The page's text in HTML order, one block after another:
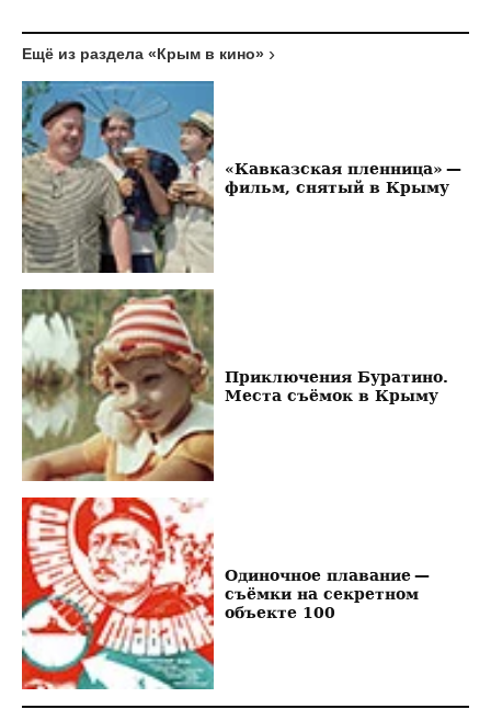
Ещё из раздела «Крым в кино»
«Кавказская пленница» —
фильм, снятый в Крыму
Приключения Буратино.
Места съёмок в Крыму
Одиночное плавание —
съёмки на секретном
объекте 100